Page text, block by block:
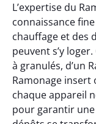
L’expertise du
connaissance
chauffage et des
peuvent s’y loger.
à granulés, d’un
Ramonage insert
chaque appareil
pour garantir